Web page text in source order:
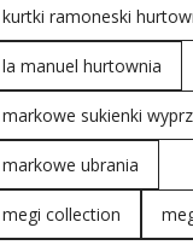
kurtki ramoneski
la manuel hurtownia
markowe sukienki
markowe ubrania
megi collection